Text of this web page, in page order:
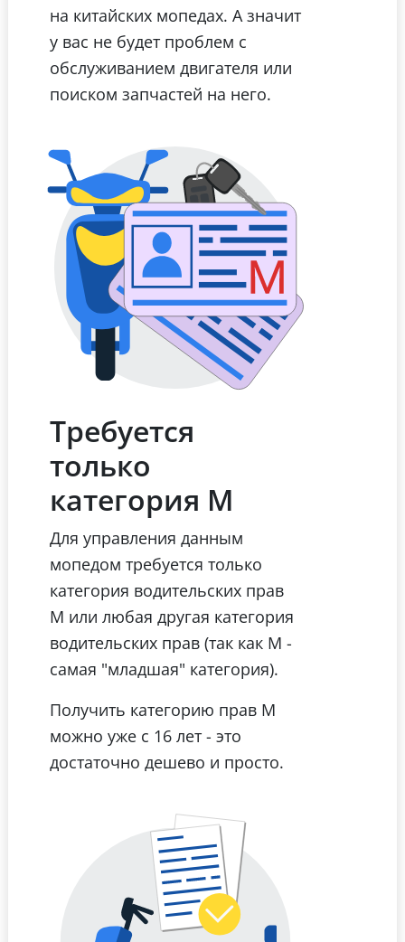
на китайских мопедах. А значит
у вас не будет проблем с
обслуживанием двигателя или
поиском запчастей на него.
Требуется
только
категория М
Для управления данным
мопедом требуется только
категория водительских прав
М или любая другая категория
водительских прав (так как М -
самая "младшая" категория).
Получить категорию прав М
можно уже с 16 лет - это
достаточно дешево и просто.